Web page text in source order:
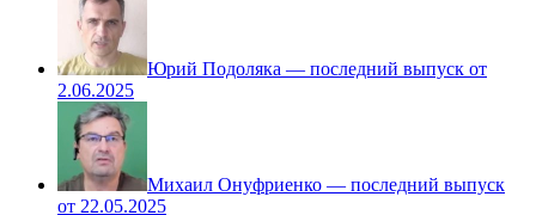
Юрий Подоляка — последний выпуск от
2.06.2025
Михаил Онуфриенко — последний выпуск
от 22.05.2025